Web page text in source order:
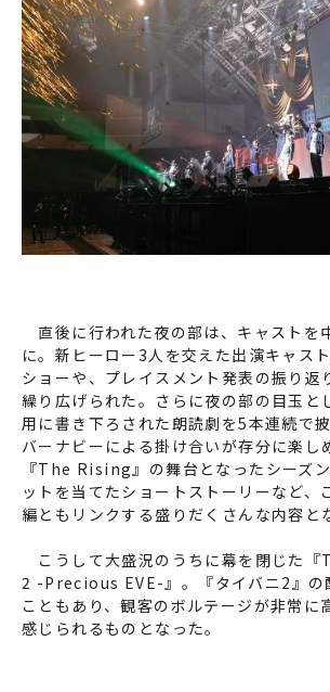
直後に行われた夜の部は、キャストを
に。新ヒーロー3人を交えた出演キャス
ショーや、プレイスメント発表の振り返
繰り広げられた。さらに夜の部の目玉と
用に書き下ろされた朗読劇を5本連続で
バーナビーによる掛け合いが存分に楽し
『The Rising』の舞台となったシーズ
ットを当てたショートストーリーなど、
編ともリンクする盛りだくさんな内容と
こうして大盛況のうちに幕を閉じた『
2 -Precious EVE-』。『タイバニ2』の
こともあり、観客のボルテージが非常に
感じられるものとなった。